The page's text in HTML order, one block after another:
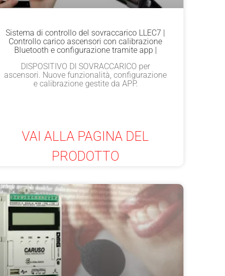
Sistema di controllo del sovraccarico LLEC7 |
Controllo carico ascensori con calibrazione
Bluetooth e configurazione tramite app |
DISPOSITIVO DI SOVRACCARICO per
ascensori. Nuove funzionalità, configurazione
e calibrazione gestite da APP.
VAI ALLA PAGINA DEL
PRODOTTO